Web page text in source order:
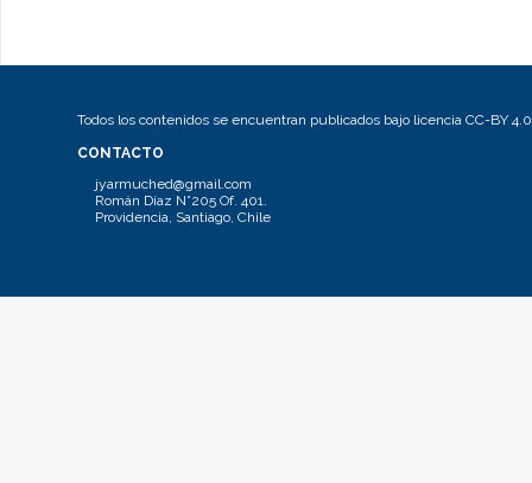
Todos los contenidos se encuentran publicados bajo licencia CC-BY 4.0
CONTACTO
jyarmuched@gmail.com
Román Díaz N°205 Of. 401.
Providencia, Santiago, Chile